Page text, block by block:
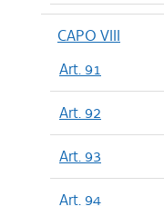
CAPO VIII
Art. 91
Art. 92
Art. 93
Art. 94